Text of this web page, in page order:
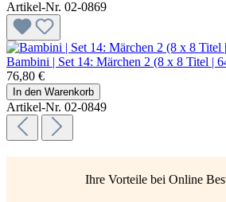
Artikel-Nr. 02-0869
Bambini | Set 14: Märchen 2 (8 x 8 Titel |
76,80 €
In den Warenkorb
Artikel-Nr. 02-0849
Ihre Vorteile bei Online